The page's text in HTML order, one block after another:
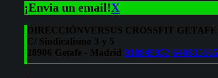
¡Envia un email!X
DIRECCIÓNVERSUS CROSSFIT GETAFE
C/ Sindicalismo 3 y 5
28906 Getafe - Madrid 910849952 640835165